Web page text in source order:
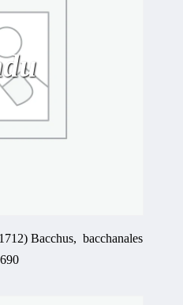
Bacchus, bacchanales